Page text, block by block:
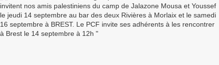
septembre à 12h